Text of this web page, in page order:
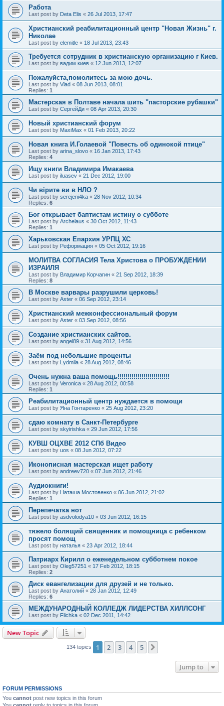
Работа
Last post by Deta Elis « 26 Jul 2013, 17:47
Христианский реабилитационный центр "Новая Жизнь" г.
Николае
Last post by elemitle « 18 Jul 2013, 23:43
Требуется сотрудник в христианскую организацию г Киев.
Last post by вадим киев « 12 Jun 2013, 12:07
Пожалуйста,помолитесь за мою дочь.
Last post by Vlad « 08 Jun 2013, 08:01
Replies: 1
Мастерская в Полтаве начала шить "пасторские рубашки"
Last post by СергейДи « 08 Apr 2013, 20:30
Новый христианский форум
Last post by MaxiMax « 01 Feb 2013, 20:22
Новая книга И.Голаевой "Повесть об одинокой птице"
Last post by arina_slovo « 16 Jan 2013, 17:43
Replies: 4
Ищу книги Владимира Имакаева
Last post by iluasev « 21 Dec 2012, 19:00
Чи вірите ви в НЛО ?
Last post by serejeni4ka « 28 Nov 2012, 10:34
Replies: 6
Бог открывает баптистам истину о субботе
Last post by Archelaus « 30 Oct 2012, 11:43
Replies: 1
Харьковская Епархия УРПЦ ХС
Last post by Реформация « 05 Oct 2012, 19:16
МОЛИТВА СОГЛАСИЯ Тела Христова о ПРОБУЖДЕНИИ
ИЗРАИЛЯ
Last post by Владимир Корчагин « 21 Sep 2012, 18:39
Replies: 8
В Москве варвары разрушили церковь!
Last post by Aster « 06 Sep 2012, 23:14
Христианский межконфессиональный форум
Last post by Aster « 03 Sep 2012, 08:56
Создание христианских сайтов.
Last post by angel89 « 31 Aug 2012, 14:56
Заём под небольшие проценты
Last post by Lydmila « 28 Aug 2012, 08:46
Очень нужна ваша помощь!!!!!!!!!!!!!!!!!!!!!!!!!!
Last post by Veronica « 28 Aug 2012, 00:58
Replies: 1
Реабилитационный центр нуждается в помощи
Last post by Яна Гонтаренко « 25 Aug 2012, 23:20
сдаю комнату в Санкт-Петербурге
Last post by skyirishka « 29 Jun 2012, 17:56
КУВШ ОЦХВЕ 2012 СПб Видео
Last post by uos « 08 Jun 2012, 07:22
Иконописная мастерская ищет работу
Last post by andreev720 « 07 Jun 2012, 21:46
Аудиокниги!
Last post by Наташа Мостовенко « 06 Jun 2012, 21:02
Replies: 1
Перепечатка нот
Last post by asdvolodya10 « 03 Jun 2012, 16:15
тяжело болящий священник и помощница с ребенком
просят помощ
Last post by наталья « 23 Apr 2012, 18:44
Патриарх Кирилл о еженедельном субботнем покое
Last post by Oleg57251 « 17 Feb 2012, 18:15
Replies: 2
Диск евангелизации для друзей и не только.
Last post by Анатолий « 28 Jan 2012, 12:49
Replies: 6
МЕЖДУНАРОДНЫЙ КОЛЛЕДЖ ЛИДЕРСТВА ХИЛЛСОНГ
Last post by Flichka « 02 Dec 2011, 14:42
New Topic
134 topics 1 2 3 4 5
Jump to
FORUM PERMISSIONS
You cannot post new topics in this forum